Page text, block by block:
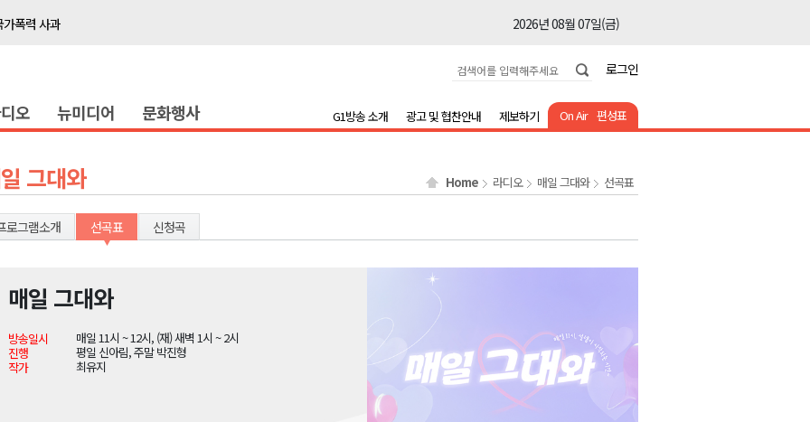
가폭력 사과
2026년 08월 07일(금)
2026년 08월 07일(금)
초청 특별 강연
2026년 08월 07일(금)
유치 건의
2026년 08월 07일(금)
공동체"
폭력 사과
목
2026년 08월 07일(금)
간담회
2026년 08월 07일(금)
2026년 08월 07일(금)
로그인
오 뉴미디어 문화행사 On Air 편성표
G1방송 소개 광고 및 협찬안내 제보하기
그대와 Home 라디오 매일 그대와 선곡표
로그램소개 선곡표 신청곡
매일 그대와
방송일시
매일 11시 ~ 12시, (재) 새벽 1시 ~ 2시
진행
평일 신아림, 주말 박진형
작가
최유지